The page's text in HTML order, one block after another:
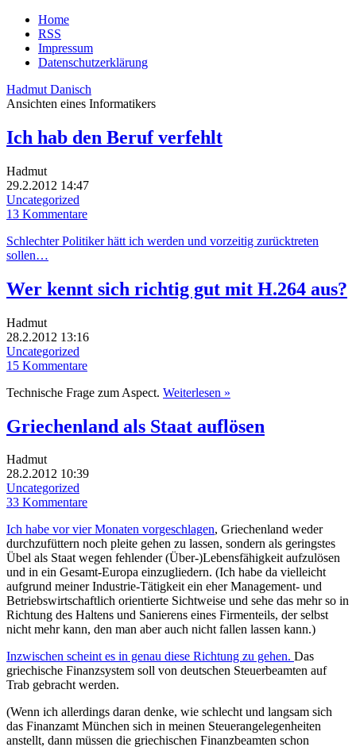
Home
RSS
Impressum
Datenschutzerklärung
Hadmut Danisch
Ansichten eines Informatikers
Ich hab den Beruf verfehlt
Hadmut
29.2.2012 14:47
Uncategorized
13 Kommentare
Schlechter Politiker hätt ich werden und vorzeitig zurücktreten
sollen…
Wer kennt sich richtig gut mit H.264 aus?
Hadmut
28.2.2012 13:16
Uncategorized
15 Kommentare
Technische Frage zum Aspect. Weiterlesen »
Griechenland als Staat auflösen
Hadmut
28.2.2012 10:39
Uncategorized
33 Kommentare
Ich habe vor vier Monaten vorgeschlagen, Griechenland weder
durchzufüttern noch pleite gehen zu lassen, sondern als geringstes
Übel als Staat wegen fehlender (Über-)Lebensfähigkeit aufzulösen
und in ein Gesamt-Europa einzugliedern. (Ich habe da vielleicht
aufgrund meiner Industrie-Tätigkeit ein eher Management- und
Betriebswirtschaftlich orientierte Sichtweise und sehe das mehr so in
Richtung des Haltens und Sanierens eines Firmenteils, der selbst
nicht mehr kann, den man aber auch nicht fallen lassen kann.)
Inzwischen scheint es in genau diese Richtung zu gehen. Das
griechische Finanzsystem soll von deutschen Steuerbeamten auf
Trab gebracht werden.
(Wenn ich allerdings daran denke, wie schlecht und langsam sich
das Finanzamt München sich in meinen Steuerangelegenheiten
anstellt, dann müssen die griechischen Finanzbeamten schon